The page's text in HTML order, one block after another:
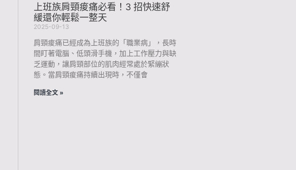
上班族肩頸痠痛必看！3 招快速舒
緩還你輕鬆一整天
2025-09-13
肩頸痠痛已經成為上班族的「職業病」，長時
間盯著電腦、低頭滑手機，加上工作壓力與缺
乏運動，讓肩頸部位的肌肉經常處於緊繃狀
態。當肩頸痠痛持續出現時，不僅會
閱讀全文 »